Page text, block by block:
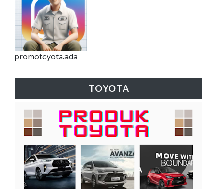
promotoyota.ada
TOYOTA